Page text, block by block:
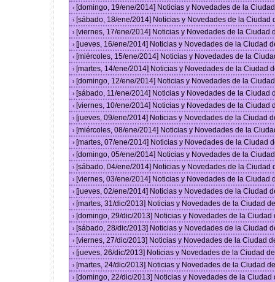
› [domingo, 19/ene/2014] Noticias y Novedades de la
› [sábado, 18/ene/2014] Noticias y Novedades de la Ciudad
› [viernes, 17/ene/2014] Noticias y Novedades de la Ciudad
› [jueves, 16/ene/2014] Noticias y Novedades de la Ciudad
› [miércoles, 15/ene/2014] Noticias y Novedades de la
› [martes, 14/ene/2014] Noticias y Novedades de la Ciudad
› [domingo, 12/ene/2014] Noticias y Novedades de la
› [sábado, 11/ene/2014] Noticias y Novedades de la Ciudad
› [viernes, 10/ene/2014] Noticias y Novedades de la Ciudad
› [jueves, 09/ene/2014] Noticias y Novedades de la Ciudad
› [miércoles, 08/ene/2014] Noticias y Novedades de la
› [martes, 07/ene/2014] Noticias y Novedades de la Ciudad
› [domingo, 05/ene/2014] Noticias y Novedades de la
› [sábado, 04/ene/2014] Noticias y Novedades de la Ciudad
› [viernes, 03/ene/2014] Noticias y Novedades de la Ciudad
› [jueves, 02/ene/2014] Noticias y Novedades de la Ciudad
› [martes, 31/dic/2013] Noticias y Novedades de la Ciudad
› [domingo, 29/dic/2013] Noticias y Novedades de la
› [sábado, 28/dic/2013] Noticias y Novedades de la Ciudad
› [viernes, 27/dic/2013] Noticias y Novedades de la Ciudad
› [jueves, 26/dic/2013] Noticias y Novedades de la Ciudad
› [martes, 24/dic/2013] Noticias y Novedades de la Ciudad
› [domingo, 22/dic/2013] Noticias y Novedades de la